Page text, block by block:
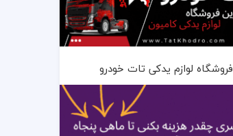
فروشگاه لوازم یدکی تات خودرو